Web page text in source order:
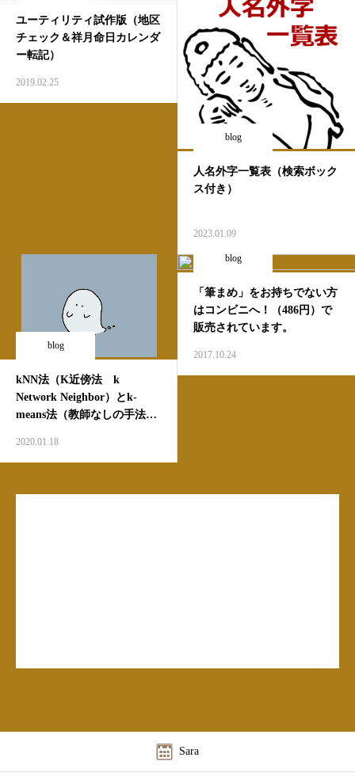
ユーティリティ試作版（地区
チェック＆祥月命日カレンダ
ー転記）
2019.02.25
blog
人名外字一覧表（検索ボック
ス付き）
2023.01.09
blog
kNN法（K近傍法 k
Network Neighbor）とk-
means法（教師なしの手法）
2020.01.18
blog
「筆まめ」をお持ちでない方
はコンビニへ！（486円）で
販売されています。
2017.10.24
Sara